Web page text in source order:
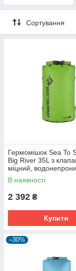
Сортування
Гермомішок Sea To
Big River 35L з
міцний,
зелений
В наявності
2 392 ₴
Купити
–30%